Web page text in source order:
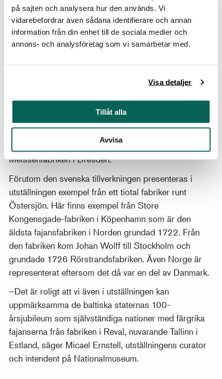
på sajten och analysera hur den används. Vi
vidarebefordrar även sådana identifierare och annan
information från din enhet till de sociala medier och
annons- och analysföretag som vi samarbetar med.
Visa detaljer
Tillåt alla
Avvisa
Rörstrands fajansfabrik var Carl-Gustaf Tessin -
innehavare av Läckö 1752-1770, säger Magnus
Lönnroth, VD Stiftelsen Läckö Slott.
Under 1700-talet fanns nästan 40 fajansfabriker runt
att produktionen stod på en hög nivå. Många fabriker
på 1720-talet och hade båda en dröm om att kunna
producera samma sorts porslin som i Kina eller vid
Meissenfabriken i Dresden.
Förutom den svenska tillverkningen presenteras i
utställningen exempel från ett tiotal fabriker runt
Östersjön. Här finns exempel från Store
Kongensgade-fabriken i Köpenhamn som är den
äldsta fajansfabriken i Norden grundad 1722. Från
den fabriken kom Johan Wolff till Stockholm och
grundade 1726 Rörstrandsfabriken. Även Norge är
representerat eftersom det då var en del av Danmark.
–Det är roligt att vi även i utställningen kan
uppmärksamma de baltiska staternas 100-
årsjubileum som självständiga nationer med färgrika
fajanserna från fabriken i Reval, nuvarande Tallinn i
Estland, säger Micael Ernstell, utställningens curator
och intendent på Nationalmuseum.